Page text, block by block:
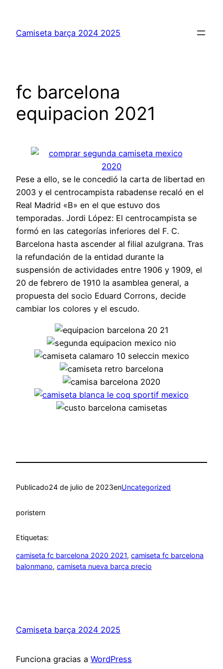
contenido
Camiseta barça 2024 2025
fc barcelona
equipacion 2021
Pese a ello, se le concedió la carta de libertad en
2003 y el centrocampista rabadense recaló en el
Real Madrid «B» en el que estuvo dos
temporadas. Jordi López: El centrocampista se
formó en las categorías inferiores del F. C.
Barcelona hasta ascender al filial azulgrana. Tras
la refundación de la entidad durante la
suspensión de actividades entre 1906 y 1909, el
20 de febrero de 1910 la asamblea general, a
propuesta del socio Eduard Corrons, decide
cambiar los colores y el escudo.
Publicado24 de julio de 2023enUncategorized
poristern
Etiquetas:
camiseta fc barcelona 2020 2021, camiseta fc barcelona
balonmano, camiseta nueva barça precio
Camiseta barça 2024 2025
Funciona gracias a WordPress